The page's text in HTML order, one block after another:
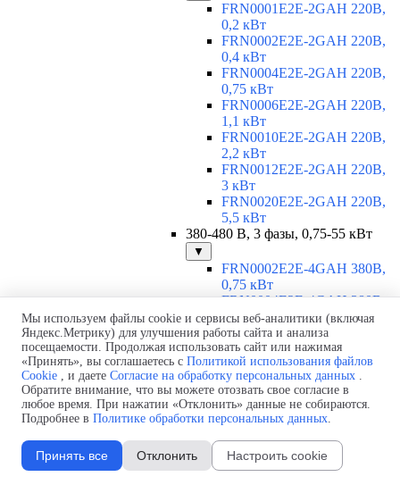
FRN0001E2E-2GAH 220В,
0,2 кВт
FRN0002E2E-2GAH 220В,
0,4 кВт
FRN0004E2E-2GAH 220В,
0,75 кВт
FRN0006E2E-2GAH 220В,
1,1 кВт
FRN0010E2E-2GAH 220В,
2,2 кВт
FRN0012E2E-2GAH 220В,
3 кВт
FRN0020E2E-2GAH 220В,
5,5 кВт
380-480 В, 3 фазы, 0,75-55 кВт
▼
FRN0002E2E-4GAH 380В,
0,75 кВт
FRN0004E2E-4GAH 380В,
1,5 кВт
FRN0006E2E-4GAH 380В,
2,2 кВт
FRN0007E2E-4GAH 380В,
3 кВт
FRN0012E2E-4GAH 380В,
5,5 кВт
FRN0022E2E-4EH 380В, 11
кВт
FRN0029E2E-4EH 380В, 15
Мы используем файлы cookie и сервисы веб-аналитики (включая
Яндекс.Метрику) для улучшения работы сайта и анализа
посещаемости. Продолжая использовать сайт или нажимая
«Принять», вы соглашаетесь с Политикой использования файлов
Cookie , и даете Согласие на обработку персональных данных .
Обратите внимание, что вы можете отозвать свое согласие в
любое время. При нажатии «Отклонить» данные не собираются.
Подробнее в Политике обработки персональных данных.
Принять все Отклонить Настроить cookie